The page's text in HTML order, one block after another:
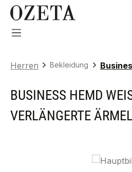
Zum Hauptinhalt springen
Herren Bekleidung
BUSINESS HEMD
ERLÄNGERTE
Bildergalerie überspringen